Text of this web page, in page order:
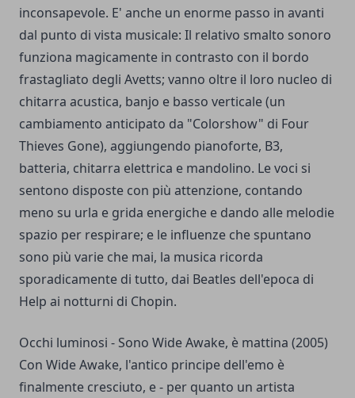
inconsapevole. E' anche un enorme passo in avanti
dal punto di vista musicale: Il relativo smalto sonoro
funziona magicamente in contrasto con il bordo
frastagliato degli Avetts; vanno oltre il loro nucleo di
chitarra acustica, banjo e basso verticale (un
cambiamento anticipato da "Colorshow" di Four
Thieves Gone), aggiungendo pianoforte, B3,
batteria, chitarra elettrica e mandolino. Le voci si
sentono disposte con più attenzione, contando
meno su urla e grida energiche e dando alle melodie
spazio per respirare; e le influenze che spuntano
sono più varie che mai, la musica ricorda
sporadicamente di tutto, dai Beatles dell'epoca di
Help ai notturni di Chopin.
Occhi luminosi - Sono Wide Awake, è mattina (2005)
Con Wide Awake, l'antico principe dell'emo è
finalmente cresciuto, e - per quanto un artista